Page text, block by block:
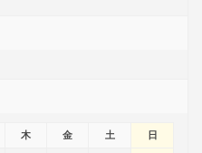
木 金 土 日